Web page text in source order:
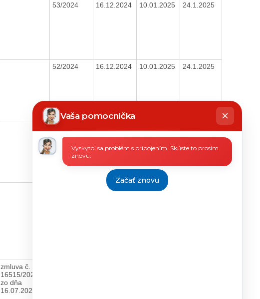
53/2024 16.12.2024 10.01.2025 24.1.2025
52/2024 16.12.2024 10.01.2025 24.1.2025
16.12.2024 10.01.2025
zmluva č.
16515/2020-M
zo dňa
16.07.2020
Vaša pomocníčka
Chatbot
píše
Vyskytol sa problém s pripojením. Skúste to prosím
znovu.
Začať znovu